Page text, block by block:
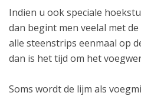
Indien u ook speciale
dan begint men veelal met
alle steenstrips eenmaal op
dan is het tijd om het
Soms wordt de lijm als